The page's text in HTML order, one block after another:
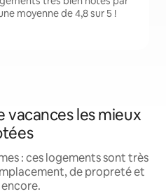
moyenne de 4,8 sur 5 !
vacances les mieux
: ces logements sont très
de propreté et